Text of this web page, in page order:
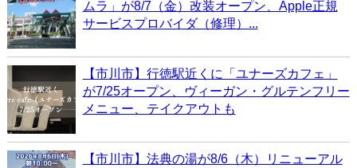
ムラ」が8/7（金）改装オープン、Apple正規
サービスプロバイダ（修理）...
【市川市】行徳駅近くに「ユナーズカフェ」
が7/25オープン、ヴィーガン・グルテンフリー
メニュー、テイクアウトも
【市川市】法典の湯が8/6（木）リニューアル